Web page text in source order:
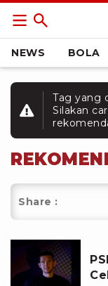
NEWS BOLA
Tag yang
Silakan
Share :